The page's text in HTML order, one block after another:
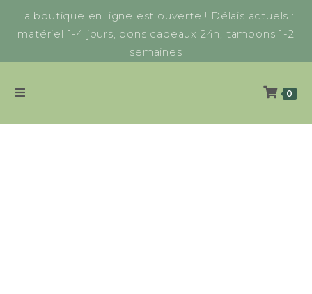
La boutique en ligne est ouverte ! Délais actuels :
matériel 1-4 jours, bons cadeaux 24h, tampons 1-2
semaines
0